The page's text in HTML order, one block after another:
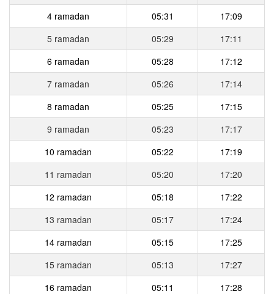
4 ramadan
05:31
17:09
5 ramadan
05:29
17:11
6 ramadan
05:28
17:12
7 ramadan
05:26
17:14
8 ramadan
05:25
17:15
9 ramadan
05:23
17:17
10 ramadan
05:22
17:19
11 ramadan
05:20
17:20
12 ramadan
05:18
17:22
13 ramadan
05:17
17:24
14 ramadan
05:15
17:25
15 ramadan
05:13
17:27
16 ramadan
05:11
17:28